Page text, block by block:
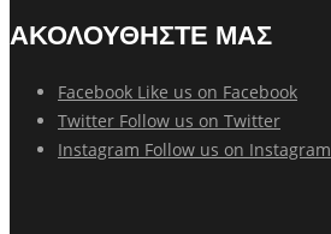
ΑΚΟΛΟΥΘΗΣΤΕ ΜΑΣ
Facebook Like us on Facebook
Twitter Follow us on Twitter
Instagram Follow us on Instagram